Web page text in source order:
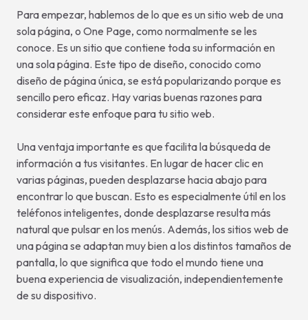
Para empezar, hablemos de lo que es un sitio web de una
sola página, o One Page, como normalmente se les
conoce. Es un sitio que contiene toda su información en
una sola página. Este tipo de diseño, conocido como
diseño de página única, se está popularizando porque es
sencillo pero eficaz. Hay varias buenas razones para
considerar este enfoque para tu sitio web.
Una ventaja importante es que facilita la búsqueda de
información a tus visitantes. En lugar de hacer clic en
varias páginas, pueden desplazarse hacia abajo para
encontrar lo que buscan. Esto es especialmente útil en los
teléfonos inteligentes, donde desplazarse resulta más
natural que pulsar en los menús. Además, los sitios web de
una página se adaptan muy bien a los distintos tamaños de
pantalla, lo que significa que todo el mundo tiene una
buena experiencia de visualización, independientemente
de su dispositivo.